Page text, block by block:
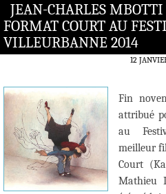
JEAN-CHARLES
FORMAT COURT AU
VILLEURBANNE 2014
12
Fin
attribué
au
meilleur
Court
Mathieu